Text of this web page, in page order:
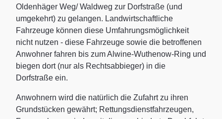
Oldenhäger Weg/ Waldweg zur Dorfstraße (und
umgekehrt) zu gelangen. Landwirtschaftliche
Fahrzeuge können diese Umfahrungsmöglichkeit
nicht nutzen - diese Fahrzeuge sowie die betroffenen
Anwohner fahren bis zum Alwine-Wuthenow-Ring und
biegen dort (nur als Rechtsabbieger) in die
Dorfstraße ein.
Anwohnern wird die natürlich die Zufahrt zu ihren
Grundstücken gewährt; Rettungsdienstfahrzeugen,